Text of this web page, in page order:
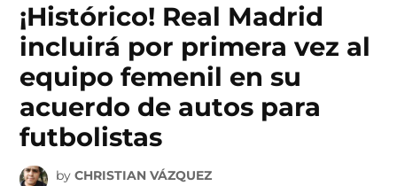
¡Histórico! Real Madrid
incluirá por primera vez al
equipo femenil en su
acuerdo de autos para
futbolistas
by CHRISTIAN VÁZQUEZ